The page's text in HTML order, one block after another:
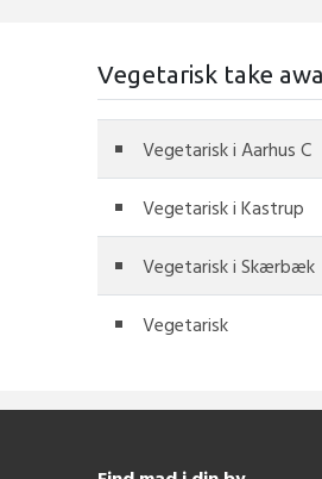
Vegetarisk take
Vegetarisk i Aarhus C
Vegetarisk i Kastrup
Vegetarisk i Skærbæk
Vegetarisk